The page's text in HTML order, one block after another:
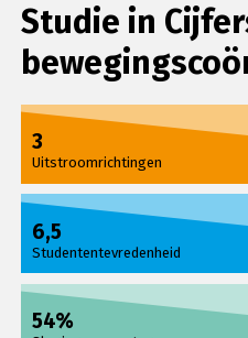
Studie in
Uitstroomrichtingen
3
Studententevredenheid
6,5
54%